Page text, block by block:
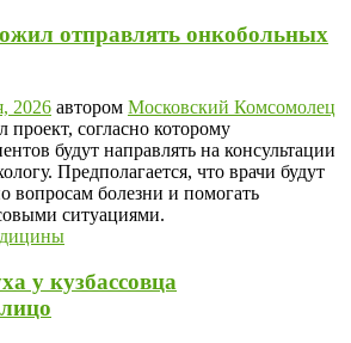
отправлять онкобольных
2026 автором Московский Комсомолец
согласно которому
будут направлять на консультации
Предполагается, что врачи будут
вопросам болезни и помогать
ситуациями.
у кузбассовца